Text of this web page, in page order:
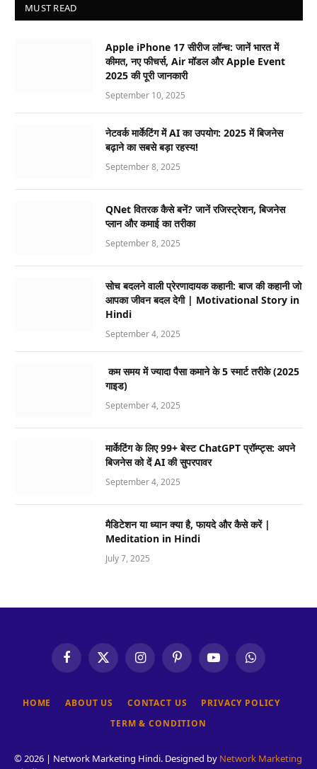
MUST READ
Apple iPhone 17 सीरीज लॉन्च: जानें भारत में
कीमत, नए फीचर्स, Air मॉडल और Apple Event
2025 की पूरी जानकारी
September 10, 2025
नेटवर्क मार्केटिंग में AI का उपयोग: 2025 में बिजनेस
बढ़ाने का सबसे बड़ा रहस्य!
September 8, 2025
QNet वितरक कैसे बनें? जानें रजिस्ट्रेशन, बिजनेस
प्लान और कमाई का तरीका
September 8, 2025
सोच बदलने वाली प्रेरणादायक कहानी: बाज की कहानी जो
आपका जीवन बदल देगी | Motivational Story in
Hindi
September 4, 2025
कम समय में ज्यादा पैसा कमाने के 5 स्मार्ट तरीके (2025
गाइड)
September 4, 2025
मार्केटिंग के लिए 99+ बेस्ट ChatGPT प्रॉम्प्ट्स: अपने
बिजनेस को दें AI की सुपरपावर
September 4, 2025
मैडिटेशन या ध्यान क्या है, फायदे और कैसे करें |
Meditation in Hindi
July 7, 2025
FacebookX
(Twitter)
InstagramPinterestYouTubeWhatsApp
HOME ABOUT US CONTACT US
PRIVACY POLICY
TERM & CONDITION
© 2026 | Network Marketing Hindi. Designed by Network Marketing